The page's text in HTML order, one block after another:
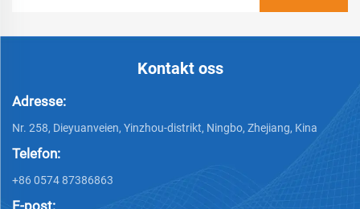
Kontakt oss
Adresse:
Nr. 258, Dieyuanveien, Yinzhou-distrikt, Ningbo, Zhejiang, Kina
Telefon:
+86 0574 87386863